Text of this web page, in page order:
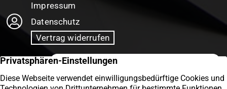
Impressum
Datenschutz
Vertrag widerrufen